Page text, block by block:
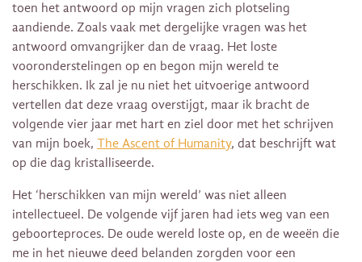
toen het antwoord op mijn vragen zich plotseling
aandiende. Zoals vaak met dergelijke vragen was het
antwoord omvangrijker dan de vraag. Het loste
vooronderstelingen op en begon mijn wereld te
herschikken. Ik zal je nu niet het uitvoerige antwoord
vertellen dat deze vraag overstijgt, maar ik bracht de
volgende vier jaar met hart en ziel door met het schrijven
van mijn boek, The Ascent of Humanity, dat beschrijft wat
op die dag kristalliseerde.
Het ‘herschikken van mijn wereld’ was niet alleen
intellectueel. De volgende vijf jaren had iets weg van een
geboorteproces. De oude wereld loste op, en de weeën die
me in het nieuwe deed belanden zorgden voor een